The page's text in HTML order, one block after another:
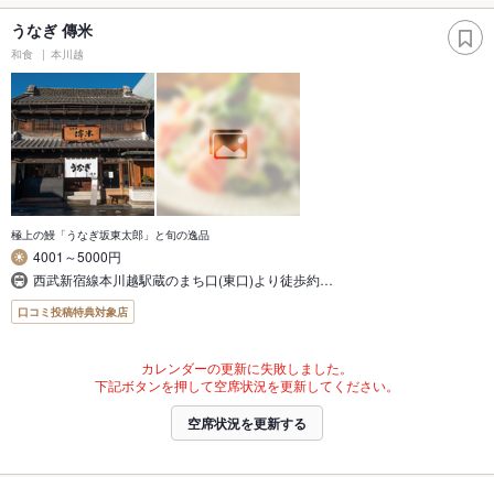
うなぎ 傳米
和食 本川越
極上の鰻「うなぎ坂東太郎」と旬の逸品
4001～5000円
西武新宿線本川越駅蔵のまち口(東口)より徒歩約…
口コミ投稿特典対象店
カレンダーの更新に失敗しました。
下記ボタンを押して空席状況を更新してください。
空席状況を更新する